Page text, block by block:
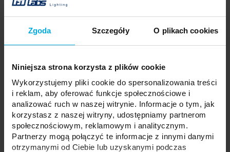
Zgoda Szczegóły O plikach cookies
Niniejsza strona korzysta z plików cookie
Wykorzystujemy pliki cookie do spersonalizowania treści
i reklam, aby oferować funkcje społecznościowe i
analizować ruch w naszej witrynie. Informacje o tym, jak
korzystasz z naszej witryny, udostępniamy partnerom
społecznościowym, reklamowym i analitycznym.
Partnerzy mogą połączyć te informacje z innymi danymi
otrzymanymi od Ciebie lub uzyskanymi podczas
Twoja cena:
zamówienie
DODAJ DO LISTY ŻYCZEŃ
Podmiot odpowiedzialny: IDEA LED Spółka z o.o., Masłów Pierwszy,
ul. Jana Pieniążka 6 a, 26-001 Masłów | Kontakt:biuro@idealed.eu
Lampa na szynoprzewód BRICK biała
20-0001-09